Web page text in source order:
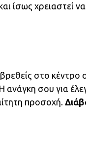
ίσως χρειαστεί
στο κέντρο
ανάγκη σου για
προσοχή.